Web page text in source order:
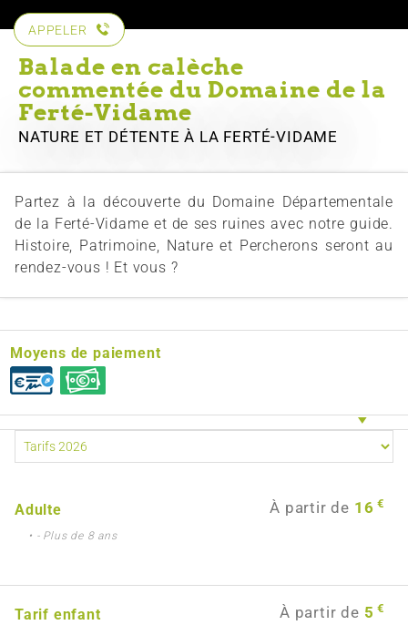
APPELER
Balade en calèche
commentée du Domaine de la
Ferté-Vidame
NATURE ET DÉTENTEÀ LA FERTÉ-VIDAME
Partez à la découverte du Domaine Départementale
de la Ferté-Vidame et de ses ruines avec notre guide.
Histoire, Patrimoine, Nature et Percherons seront au
rendez-vous ! Et vous ?
Moyens de paiement
Adulte À partir de 16 €
• - Plus de 8 ans
Tarif enfant À partir de 5 €